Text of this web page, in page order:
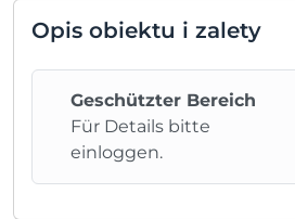
Opis obiektu i zalety
Geschützter Bereich
Für Details bitte
einloggen.